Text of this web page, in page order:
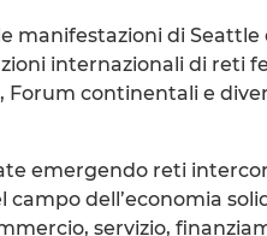
manifestazioni di Seattle
internazionali di reti
Forum continentali e
emergendo reti
dell’economia
servizio,